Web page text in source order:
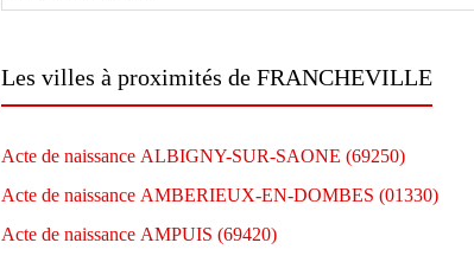
Les villes à proximités de FRANCHEVILLE
Acte de naissance ALBIGNY-SUR-SAONE (69250)
Acte de naissance AMBERIEUX-EN-DOMBES (01330)
Acte de naissance AMPUIS (69420)